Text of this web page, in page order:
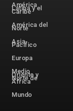
América
Latina y el
Caribe
América del
Norte
Asia-
Pacífico
Europa
Medio
Oriente y
Norte de
África
Mundo